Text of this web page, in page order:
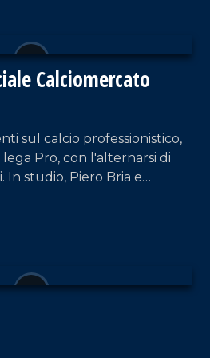
Calciomercato
sul calcio professionistico,
lega Pro, con l'alternarsi di
In studio, Piero Bria e